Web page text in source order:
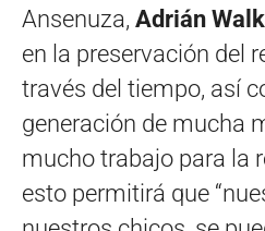
Ansenuza, Adrián
en la preservación del
través del tiempo, así
generación de mucha
mucho trabajo para la
esto permitirá que